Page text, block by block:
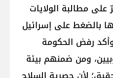
مطالبة الولايات
بالضغط على إسرائيل
وأكد رفض الحكومة
ومن ضمنهم بيئة